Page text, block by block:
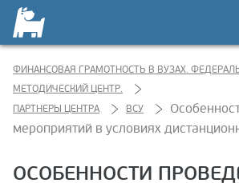
ФИНАНСОВАЯ ГРАМОТНОСТЬ В ВУЗАХ.
МЕТОДИЧЕСКИЙ ЦЕНТР.
ПАРТНЕРЫ ЦЕНТРА
ВСУ
мероприятий в условиях
ОСОБЕННОСТИ